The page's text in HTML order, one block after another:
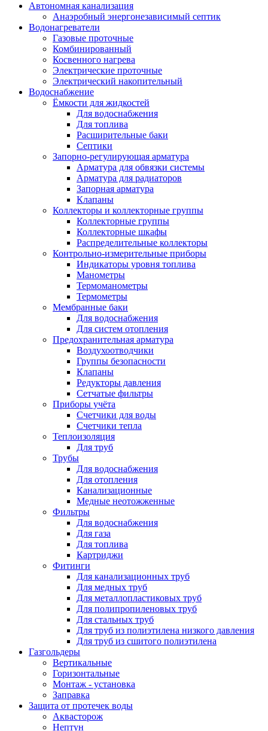
Автономная канализация
Анаэробный энергонезависимый септик
Водонагреватели
Газовые проточные
Комбинированный
Косвенного нагрева
Электрические проточные
Электрический накопительный
Водоснабжение
Ёмкости для жидкостей
Для водоснабжения
Для топлива
Расширительные баки
Септики
Запорно-регулирующая арматура
Арматура для обвязки системы
Арматура для радиаторов
Запорная арматура
Клапаны
Коллекторы и коллекторные группы
Коллекторные группы
Коллекторные шкафы
Распределительные коллекторы
Контрольно-измерительные приборы
Индикаторы уровня топлива
Манометры
Термоманометры
Термометры
Мембранные баки
Для водоснабжения
Для систем отопления
Предохранительная арматура
Воздухоотводчики
Группы безопасности
Клапаны
Редукторы давления
Сетчатые фильтры
Приборы учёта
Счетчики для воды
Счетчики тепла
Теплоизоляция
Для труб
Трубы
Для водоснабжения
Для отопления
Канализационные
Медные неотожженные
Фильтры
Для водоснабжения
Для газа
Для топлива
Картриджи
Фитинги
Для канализационных труб
Для медных труб
Для металлопластиковых труб
Для полипропиленовых труб
Для стальных труб
Для труб из полиэтилена низкого давления
Для труб из сшитого полиэтилена
Газгольдеры
Вертикальные
Горизонтальные
Монтаж - установка
Заправка
Защита от протечек воды
Аквасторож
Нептун